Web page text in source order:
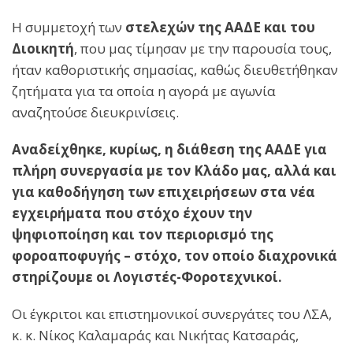
Η συμμετοχή των στελεχών της ΑΑΔΕ και του
Διοικητή, που μας τίμησαν με την παρουσία τους,
ήταν καθοριστικής σημασίας, καθώς διευθετήθηκαν
ζητήματα για τα οποία η αγορά με αγωνία
αναζητούσε διευκρινίσεις.
Αναδείχθηκε, κυρίως, η διάθεση της ΑΑΔΕ για
πλήρη συνεργασία με τον Κλάδο μας, αλλά και
για καθοδήγηση των επιχειρήσεων στα νέα
εγχειρήματα που στόχο έχουν την
ψηφιοποίηση και τον περιορισμό της
φοροαποφυγής – στόχο, τον οποίο διαχρονικά
στηρίζουμε οι Λογιστές-Φοροτεχνικοί.
Οι έγκριτοι και επιστημονικοί συνεργάτες του ΛΣΑ,
κ. κ. Νίκος Καλαμαράς και Νικήτας Κατσαράς,